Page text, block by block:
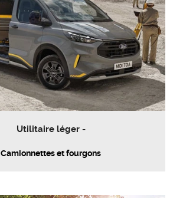
Utilitaire léger -
Camionnettes et fourgons